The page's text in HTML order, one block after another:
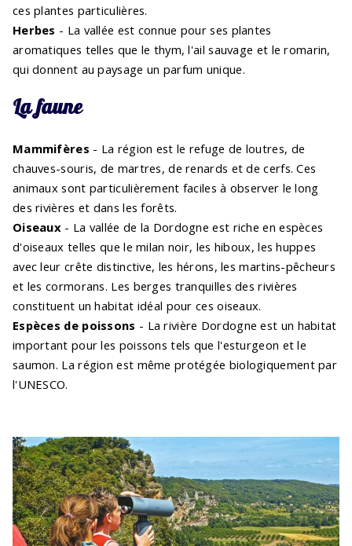
ces plantes particulières.
Herbes - La vallée est connue pour ses plantes
aromatiques telles que le thym, l'ail sauvage et le romarin,
qui donnent au paysage un parfum unique.
La faune
Mammifères - La région est le refuge de loutres, de
chauves-souris, de martres, de renards et de cerfs. Ces
animaux sont particulièrement faciles à observer le long
des rivières et dans les forêts.
Oiseaux - La vallée de la Dordogne est riche en espèces
d'oiseaux telles que le milan noir, les hiboux, les huppes
avec leur crête distinctive, les hérons, les martins-pêcheurs
et les cormorans. Les berges tranquilles des rivières
constituent un habitat idéal pour ces oiseaux.
Espèces de poissons - La rivière Dordogne est un habitat
important pour les poissons tels que l'esturgeon et le
saumon. La région est même protégée biologiquement par
l'UNESCO.